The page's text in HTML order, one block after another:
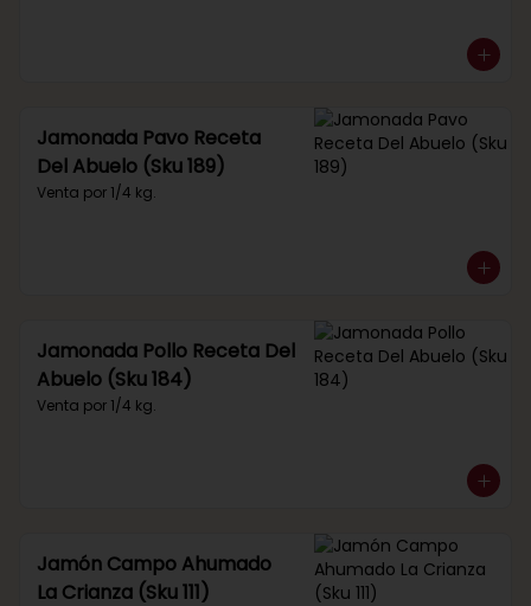
Jamonada Pavo Receta
Del Abuelo (Sku 189)
Venta por 1/4 kg.
Jamonada Pollo Receta Del
Abuelo (Sku 184)
Venta por 1/4 kg.
Jamón Campo Ahumado
La Crianza (Sku 111)